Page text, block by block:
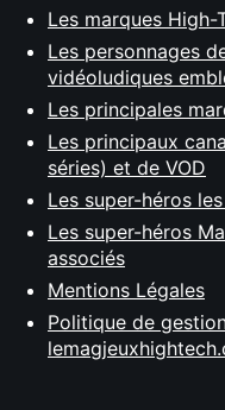
Les marques High-
Les personnages
vidéoludiques
Les principales
Les principaux
séries) et de VOD
Les super-héros
Les super-héros
associés
Mentions Légales
Politique de